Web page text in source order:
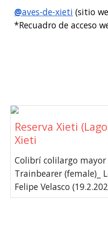
@aves-de-xieti (sitio
*Recuadro de acceso
Reserva Xieti
Xieti
Colibrí colilargo
Trainbearer (female)_
Felipe Velasco